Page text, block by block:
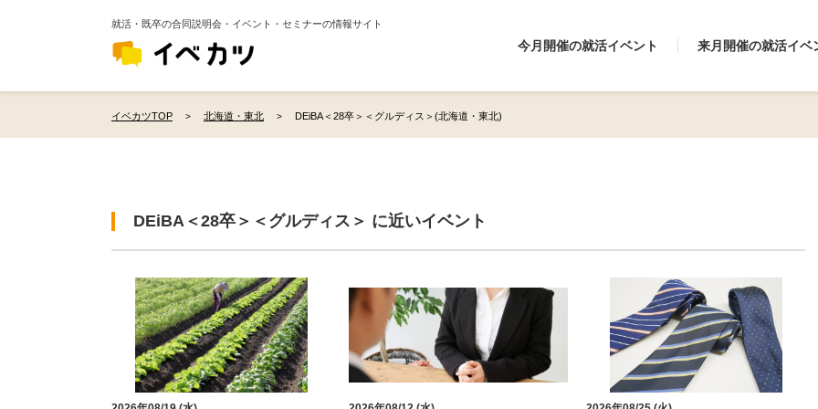
就活・既卒の合同説明会・イベント・セミナーの情報サイト
今月開催の就活イベント 来月開催の就活イベ
イベカツTOP 北海道・東北 DEiBA＜28卒＞＜グルディス＞(北海道・東北)
DEiBA＜28卒＞＜グルディス＞ に近いイベント